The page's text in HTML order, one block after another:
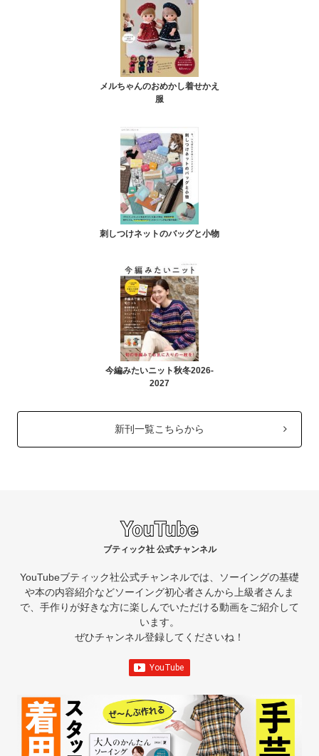
メルちゃんのおめかし着せかえ
服
刺しつけネットのバッグと小物
今編みたいニット秋冬2026-
2027
新刊一覧こちらから
ブティック社 公式チャンネル
YouTubeブティック社公式チャンネルでは、ソーイングの基礎
や本の内容紹介などソーイング初心者さんから上級者さんま
で、手作りが好きな方に楽しんでいただける動画をご紹介して
います。
ぜひチャンネル登録してくださいね！